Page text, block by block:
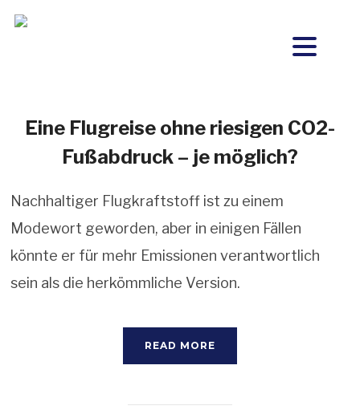
Eine Flugreise ohne riesigen CO2-
Fußabdruck – je möglich?
Nachhaltiger Flugkraftstoff ist zu einem
Modewort geworden, aber in einigen Fällen
könnte er für mehr Emissionen verantwortlich
sein als die herkömmliche Version.
READ MORE